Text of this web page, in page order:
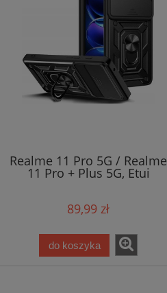
Realme 11 Pro 5G / Realme
11 Pro + Plus 5G, Etui
89,99 zł
do koszyka